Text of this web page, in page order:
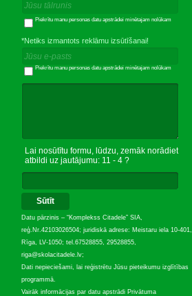
Piekrītu manu personas datu apstrādei minētajam nolūkam
*Netiks izmantots reklāmu izsūtīšanai!
Piekrītu manu personas datu apstrādei minētajam nolūkam
Lai nosūtītu formu, lūdzu, zemāk norādiet
atbildi uz jautājumu: 11 - 4 ?
Sūtīt
Datu pārzinis – “Komplekss Citadele” SIA,
reģ.Nr.42103026504; juridiskā adrese: Meistaru iela 10-401,
Rīga, LV-1050; tel.67528855, 29528855,
riga@skolacitadele.lv;
Dati nepieciešami, lai reģistrētu Jūsu pieteikumu izglītības
programmā.
Vairāk informācijas par datu apstrādi Privātuma